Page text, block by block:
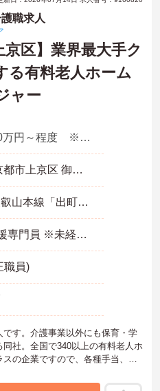
職求人
京区】業界最大手ク
る有料老人ホーム
ャー
月収 22.0万円～程度 ※諸手当含む
京都府 京都市上京区 御車道通清和院口上る東側梶井町457-1
叡山電鉄叡山本線「出町柳駅」徒歩8分
■介護支援専門員 ※未経験・ブランクもOK
職員)
す。介護事業以外にも保育・学
社。全国で340以上の有料老人ホ
の企業ですので、各種手当、福
、教育制度も整っています！フ